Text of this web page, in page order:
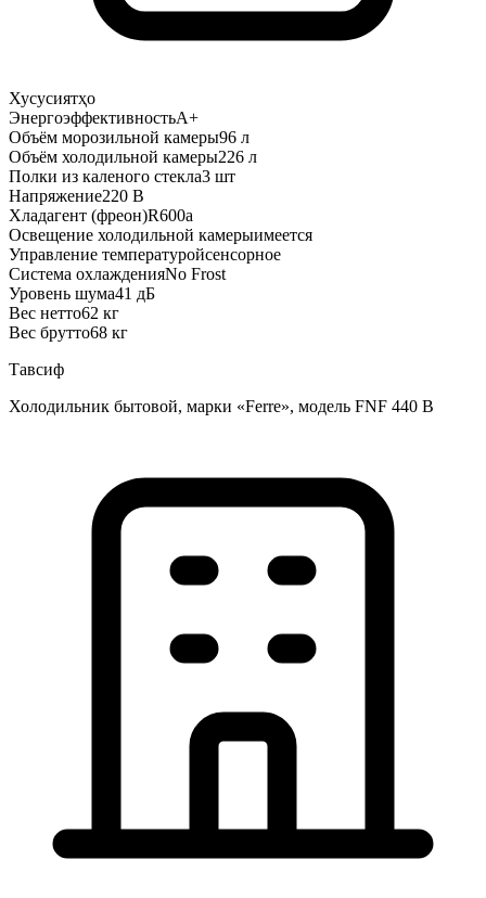
Хусусиятҳо
ЭнергоэффективностьA+
Объём морозильной камеры96 л
Объём холодильной камеры226 л
Полки из каленого стекла3 шт
Напряжение220 В
Хладагент (фреон)R600a
Освещение холодильной камерыимеется
Управление температуройсенсорное
Система охлажденияNo Frost
Уровень шума41 дБ
Вес нетто62 кг
Вес брутто68 кг
Тавсиф
Холодильник бытовой, марки «Ferre», модель FNF 440 B